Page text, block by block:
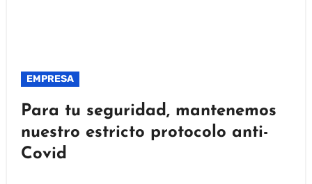
EMPRESA
Para tu seguridad, mantenemos
nuestro estricto protocolo anti-
Covid